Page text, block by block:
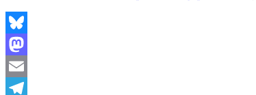
Bluesky
Mastodon
Email